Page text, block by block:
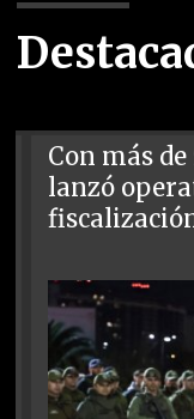
Con más
lanzó